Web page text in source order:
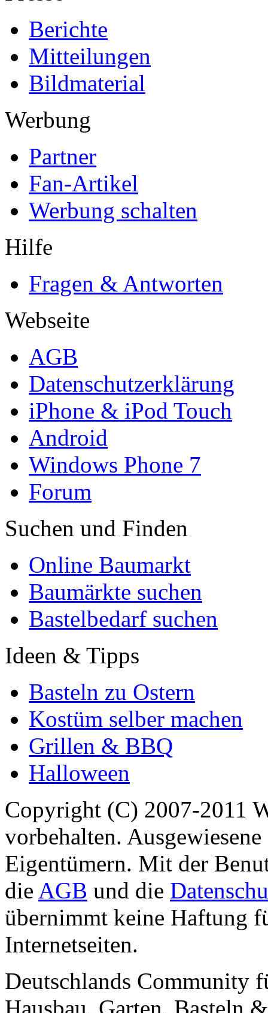
Berichte
Mitteilungen
Bildmaterial
Werbung
Partner
Fan-Artikel
Werbung schalten
Hilfe
Fragen & Antworten
Webseite
AGB
Datenschutzerklärung
iPhone & iPod Touch
Android
Windows Phone 7
Forum
Suchen und Finden
Online Baumarkt
Baumärkte suchen
Bastelbedarf suchen
Ideen & Tipps
Basteln zu Ostern
Kostüm selber machen
Grillen & BBQ
Halloween
Copyright (C) 2007-2011
vorbehalten.
Eigentümern. Mit der
die AGB und die
übernimmt keine Haftung
Internetseiten.
Deutschlands Community
Hausbau, Garten, Basteln